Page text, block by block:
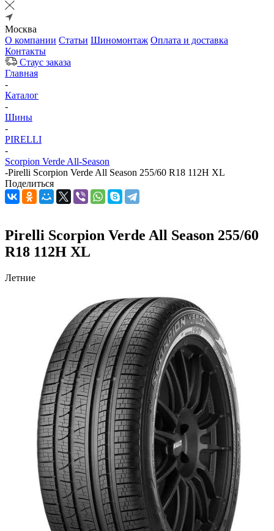
Москва
О компании Статьи Шиномонтаж Оплата и доставка
Контакты
Стаус заказа
Главная
-
Каталог
-
Шины
-
PIRELLI
-
Scorpion Verde All-Season
-Pirelli Scorpion Verde All Season 255/60 R18 112H XL
Поделиться
Pirelli Scorpion Verde All Season 255/60
R18 112H XL
Летние